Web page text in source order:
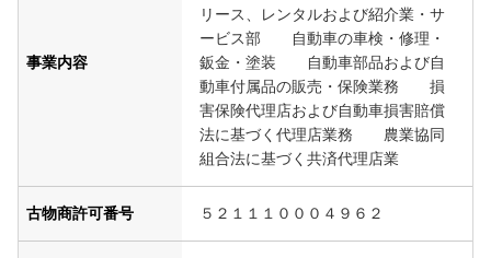
事業内容
リース、レンタルおよび紹介業・サ
ービス部 自動車の車検・修理・
鈑金・塗装 自動車部品および自
動車付属品の販売・保険業務 損
害保険代理店および自動車損害賠償
法に基づく代理店業務 農業協同
組合法に基づく共済代理店業
古物商許可番号 ５２１１１０００４９６２